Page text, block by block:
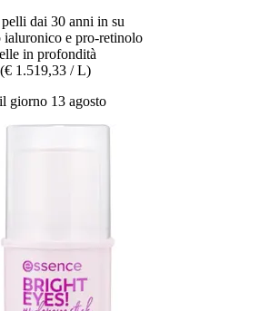
dai 30 anni in su
ialuronico e pro-retinolo
in profondità
(€ 1.519,33 / L)
giorno 13 agosto